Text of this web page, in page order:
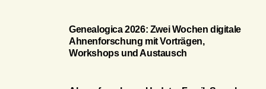
Genealogica 2026: Zwei Wochen digitale
Ahnenforschung mit Vorträgen,
Workshops und Austausch